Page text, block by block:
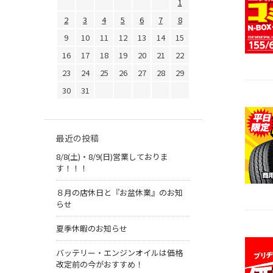
1
2
3 4 5 6 7
8
9
10 11 12 13 14
15
16
17 18 19 20 21
22
23
24 25 26 27 28
29
30
31
最近の投稿
8/8(土)・8/9(日)営業しておりま
す！！！
８月の店休日と『お盆休業』のお知
らせ
夏季休暇のお知らせ
バッテリー・エンジンオイルは価格
改定前の今がおすすめ！